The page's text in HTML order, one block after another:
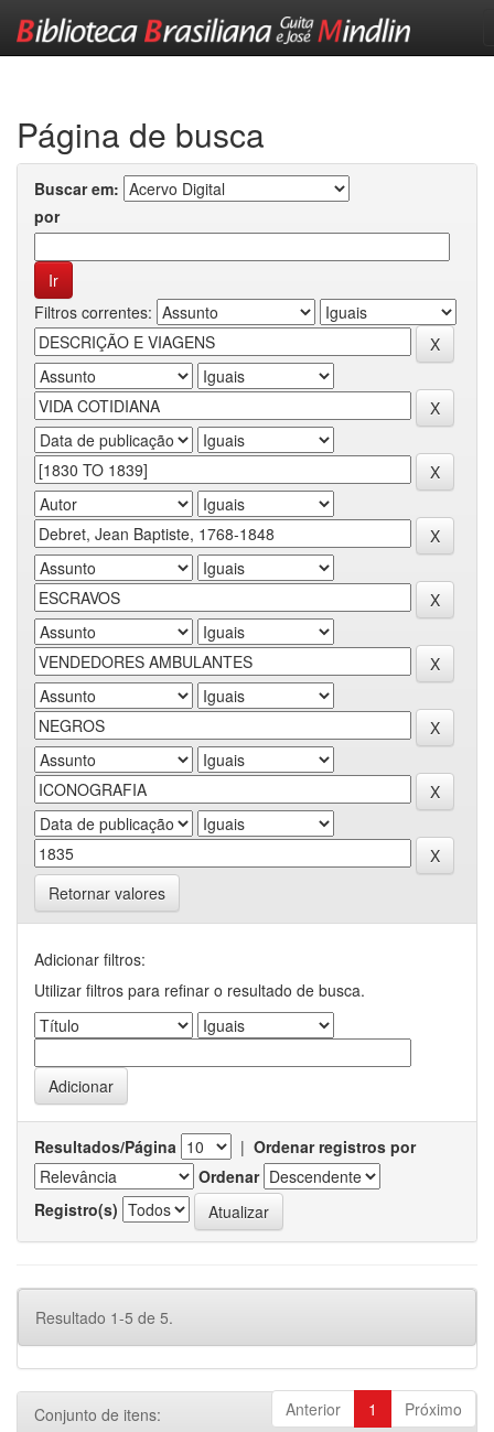
Página de busca
Buscar em:
por
Filtros correntes:
Retornar valores
Adicionar filtros:
Utilizar filtros para refinar o resultado de busca.
Resultados/Página | Ordenar registros por
Ordenar
Registro(s)
Resultado 1-5 de 5.
Anterior 1 Próximo
Conjunto de itens: